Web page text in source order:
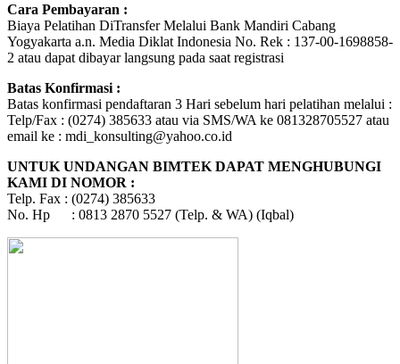
Cara Pembayaran :
Biaya Pelatihan DiTransfer Melalui Bank Mandiri Cabang
Yogyakarta a.n. Media Diklat Indonesia No. Rek : 137-00-1698858-
2 atau dapat dibayar langsung pada saat registrasi
Batas Konfirmasi :
Batas konfirmasi pendaftaran 3 Hari sebelum hari pelatihan melalui :
Telp/Fax : (0274) 385633 atau via SMS/WA ke 081328705527 atau
email ke : mdi_konsulting@yahoo.co.id
UNTUK UNDANGAN BIMTEK DAPAT MENGHUBUNGI
KAMI DI NOMOR :
Telp. Fax : (0274) 385633
No. Hp : 0813 2870 5527 (Telp. & WA) (Iqbal)